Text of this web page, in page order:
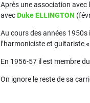
Après une association avec
avecDuke ELLINGTON
Au cours des années 1950s
l’harmoniciste et guitariste
En 1956-57 il est membre du
On ignore le reste de sa